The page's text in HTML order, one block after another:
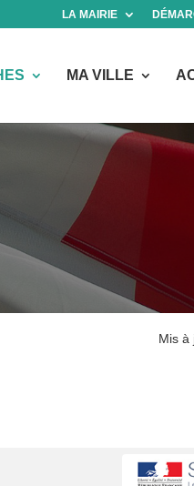
LA MAIRIE
MA VILLE
Mis à